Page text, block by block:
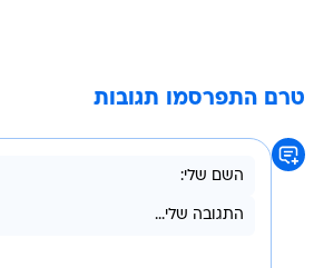
טרם התפרסמו תגובות